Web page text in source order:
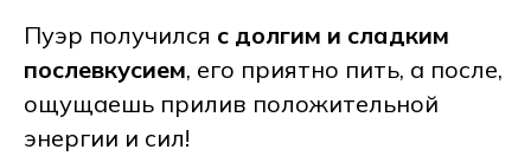
Пуэр получился с долгим и сладким
послевкусием, его приятно пить, а после,
ощущаешь прилив положительной
энергии и сил!